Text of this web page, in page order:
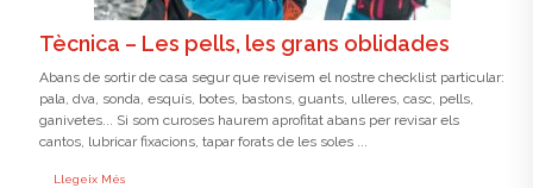
Tècnica – Les pells, les grans oblidades
Abans de sortir de casa segur que revisem el nostre checklist particular:
pala, dva, sonda, esquís, botes, bastons, guants, ulleres, casc, pells,
ganivetes... Si som curoses haurem aprofitat abans per revisar els
cantos, lubricar fixacions, tapar forats de les soles ...
Llegeix Més